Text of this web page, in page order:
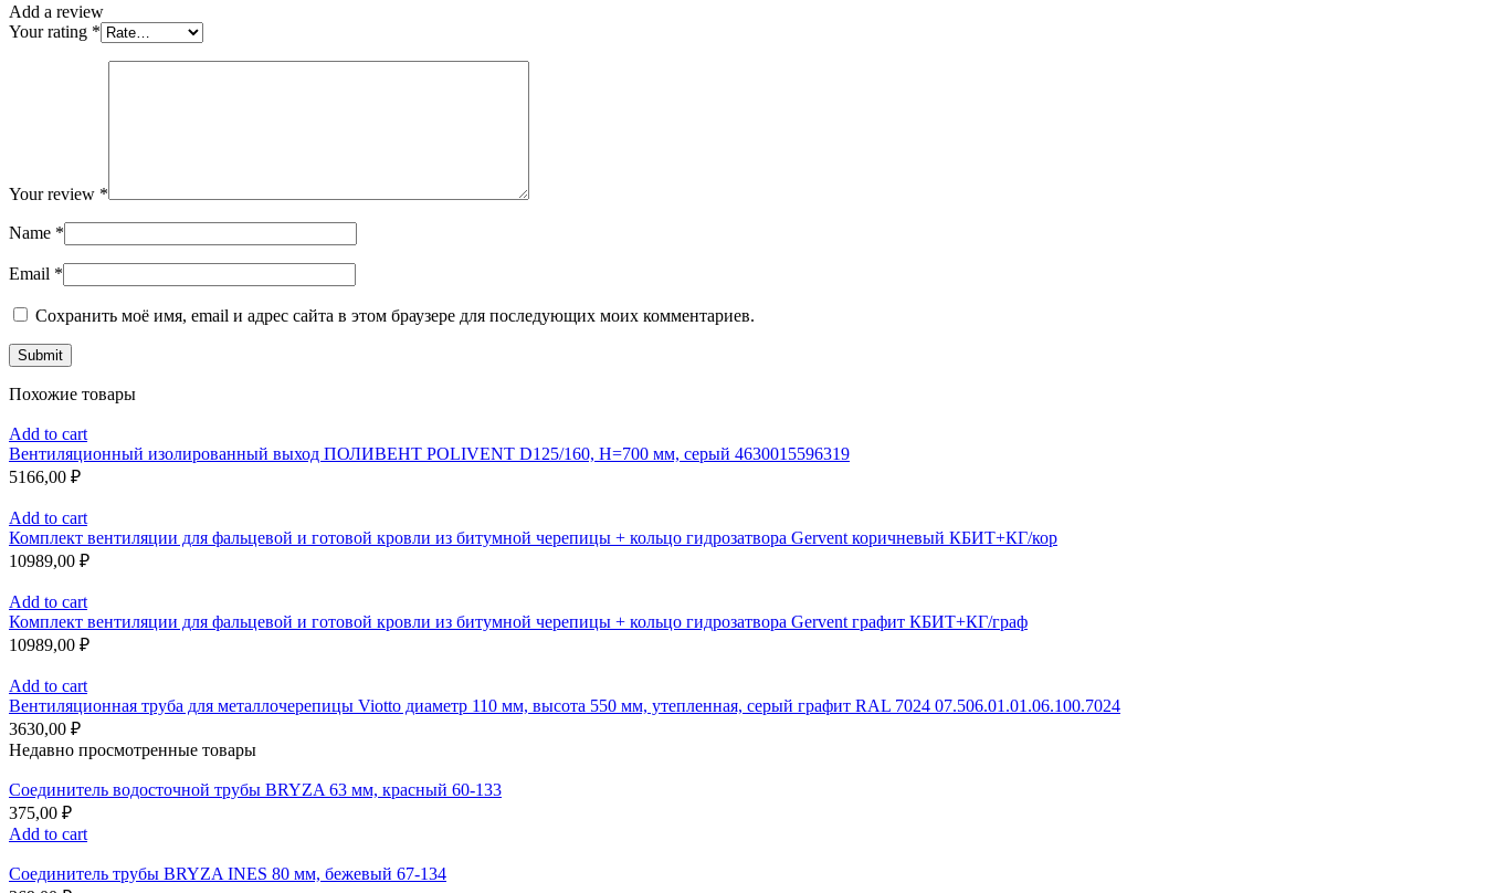
Add a review
Your rating *
Your review *
Name *
Email *
Сохранить моё имя, email и адрес сайта в этом браузере для последующих моих комментариев.
Похожие товары
Add to cart
Вентиляционный изолированный выход ПОЛИВЕНТ POLIVENT D125/160, H=700 мм, серый 4630015596319
5166,00 ₽
Add to cart
Комплект вентиляции для фальцевой и готовой кровли из битумной черепицы + кольцо гидрозатвора Gervent коричневый КБИТ+КГ/кор
10989,00 ₽
Add to cart
Комплект вентиляции для фальцевой и готовой кровли из битумной черепицы + кольцо гидрозатвора Gervent графит КБИТ+КГ/граф
10989,00 ₽
Add to cart
Вентиляционная труба для металлочерепицы Viotto диаметр 110 мм, высота 550 мм, утепленная, серый графит RAL 7024 07.506.01.01.06.100.7024
3630,00 ₽
Недавно просмотренные товары
Соединитель водосточной трубы BRYZA 63 мм, краcный 60-133
375,00 ₽
Add to cart
Соединитель трубы BRYZA INES 80 мм, бежевый 67-134